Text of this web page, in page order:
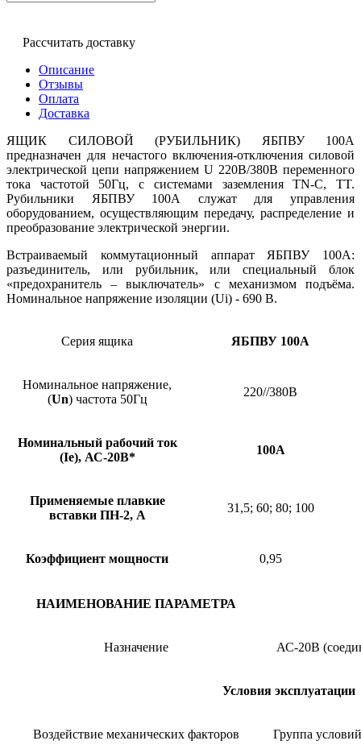
Рассчитать доставку
Описание
Отзывы
Оплата
Доставка
ЯЩИК СИЛОВОЙ (РУБИЛЬНИК) ЯБПВУ 100А
предназначен для нечастого включения-отключения силовой
электрической цепи напряжением U 220В/380В переменного
тока частотой 50Гц, с системами заземления TN-C, TT.
Рубильники ЯБПВУ 100А служат для управления
оборудованием, осуществляющим передачу, распределение и
преобразование электрической энергии.
Встраиваемый коммутационный аппарат ЯБПВУ 100А:
разъединитель, или рубильник, или специальный блок
«предохранитель – выключатель» с механизмом подъёма.
Номинальное напряжение изоляции (Ui) - 690 В.
Серия ящика ЯБПВУ 100А
Номинальное напряжение,
(Un) частота 50Гц
220//380В
Номинальный рабочий ток
(Iе), АС-20В*
100А
Применяемые плавкие
вставки ПН-2, А
31,5; 60; 80; 100
Коэффициент мощности 0,95
НАИМЕНОВАНИЕ ПАРАМЕТРА
Назначение АС-20В
Условия эксплуатации
Воздействие механических факторов Группа